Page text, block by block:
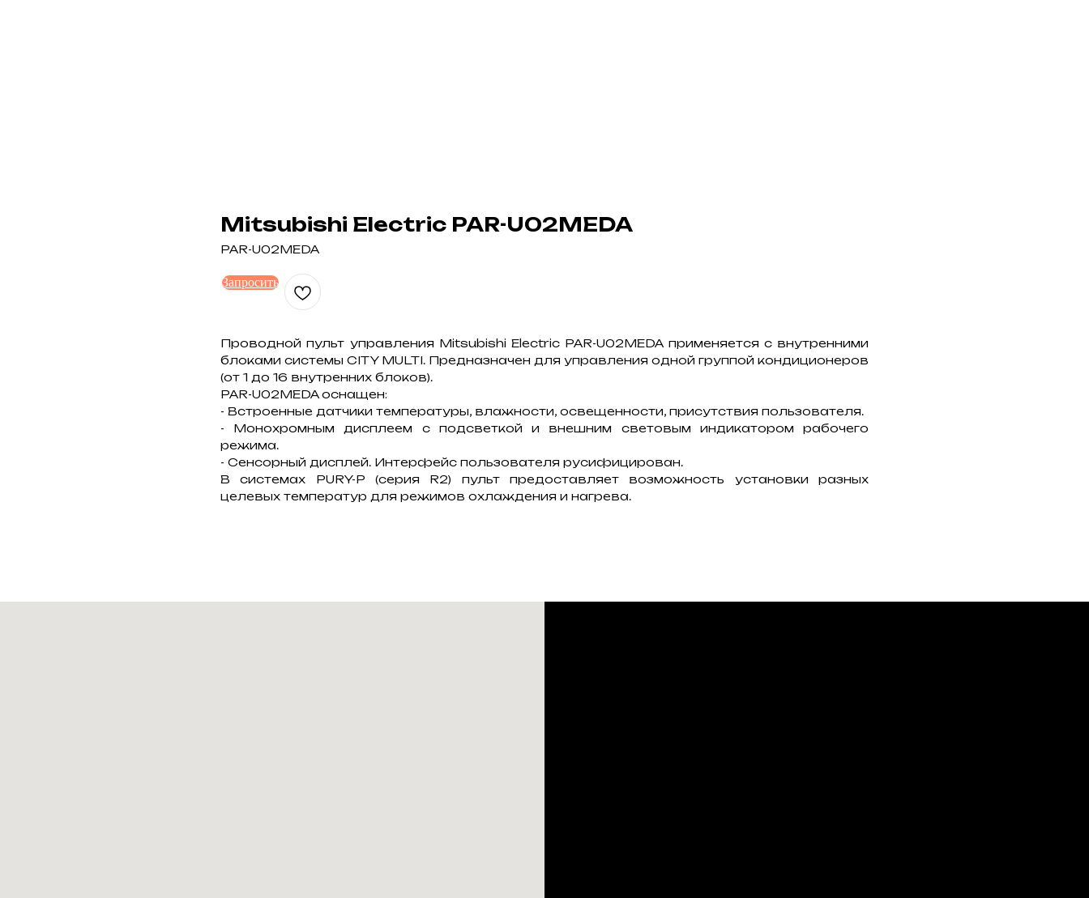
Mitsubishi Electric PAR-U02MEDA
PAR-U02MEDA
Запросить
Проводной пульт управления Mitsubishi Electric PAR-U02MEDA применяется с внутренними
блоками системы CITY MULTI. Предназначен для управления одной группой кондиционеров
(от 1 до 16 внутренних блоков).
PAR-U02MEDA оснащен:
- Встроенные датчики температуры, влажности, освещенности, присутствия пользователя.
- Монохромным дисплеем с подсветкой и внешним световым индикатором рабочего
режима.
- Сенсорный дисплей. Интерфейс пользователя русифицирован.
В системах PURY-P (серия R2) пульт предоставляет возможность установки разных
целевых температур для режимов охлаждения и нагрева.